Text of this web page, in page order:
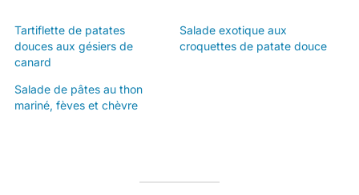
Tartiflette de patates
douces aux gésiers de
canard
Salade exotique aux
croquettes de patate douce
Salade de pâtes au thon
mariné, fèves et chèvre